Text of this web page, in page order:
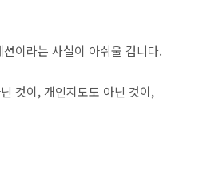
이라는 사실이 아쉬울 겁니다.
것이, 개인지도도 아닌 것이,